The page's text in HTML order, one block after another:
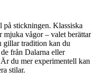
på stickningen. Klassiska
mjuka vågor – valet berättar
gillar tradition kan du
från Dalarna eller
du mer experimentell kan
stilar.